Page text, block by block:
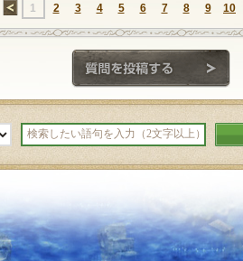
←1 2 3 4 5 6 7 8 9 10